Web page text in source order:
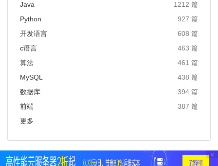
Java
1212 篇
Python
927 篇
开发语言
608 篇
c语言
463 篇
算法
461 篇
MySQL
438 篇
数据库
394 篇
前端
387 篇
更多...
×